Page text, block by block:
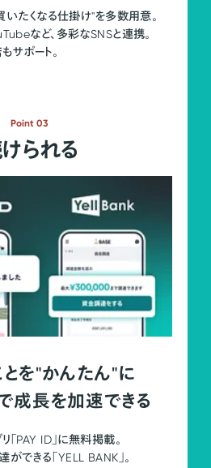
いたくなる仕掛け"を多数用意。
など、多彩なSNSと連携。
サポート。
Point 03
られる
を"かんたん"に
成長を加速できる
「PAY ID」に無料掲載。
できる「YELL BANK」。